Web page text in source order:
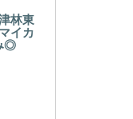
林東
イカ
◎